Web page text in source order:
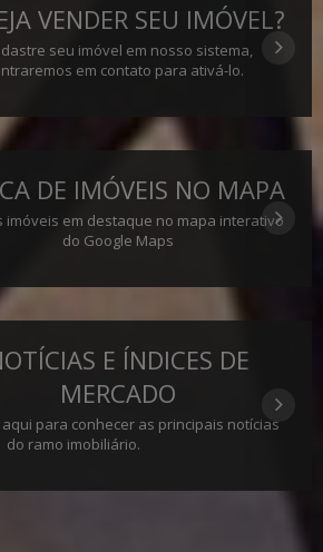
VENDER SEU IMÓVEL?
seu imóvel em nosso sistema,
em contato para ativá-lo.
DE IMÓVEIS NO MAPA
imóveis em destaque no mapa interativo
do Google Maps
E ÍNDICES DE
MERCADO
aqui para conhecer as principais notícias
do ramo imobiliário.